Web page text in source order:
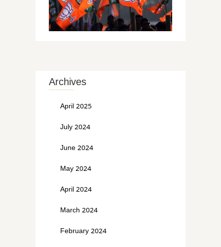
Archives
April 2025
July 2024
June 2024
May 2024
April 2024
March 2024
February 2024